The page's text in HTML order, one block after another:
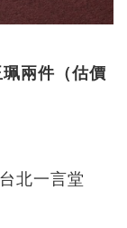
兩件（估價
北一言堂